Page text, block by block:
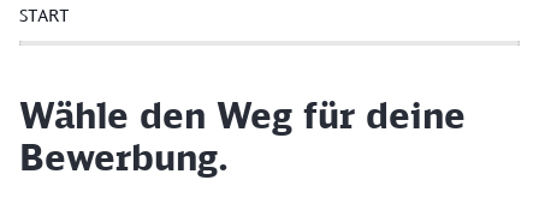
START
Wähle den Weg für deine
Bewerbung.